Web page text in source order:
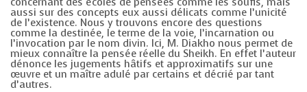
aussi sur des concepts eux aussi délicats comme l’unicité
de l’existence. Nous y trouvons encore des questions
comme la destinée, le terme de la voie, l’incarnation ou
l’invocation par le nom divin. Ici, M. Diakho nous permet de
mieux connaître la pensée réelle du Sheikh. En effet l’auteur
dénonce les jugements hâtifs et approximatifs sur une
œuvre et un maître adulé par certains et décrié par tant
d’autres.